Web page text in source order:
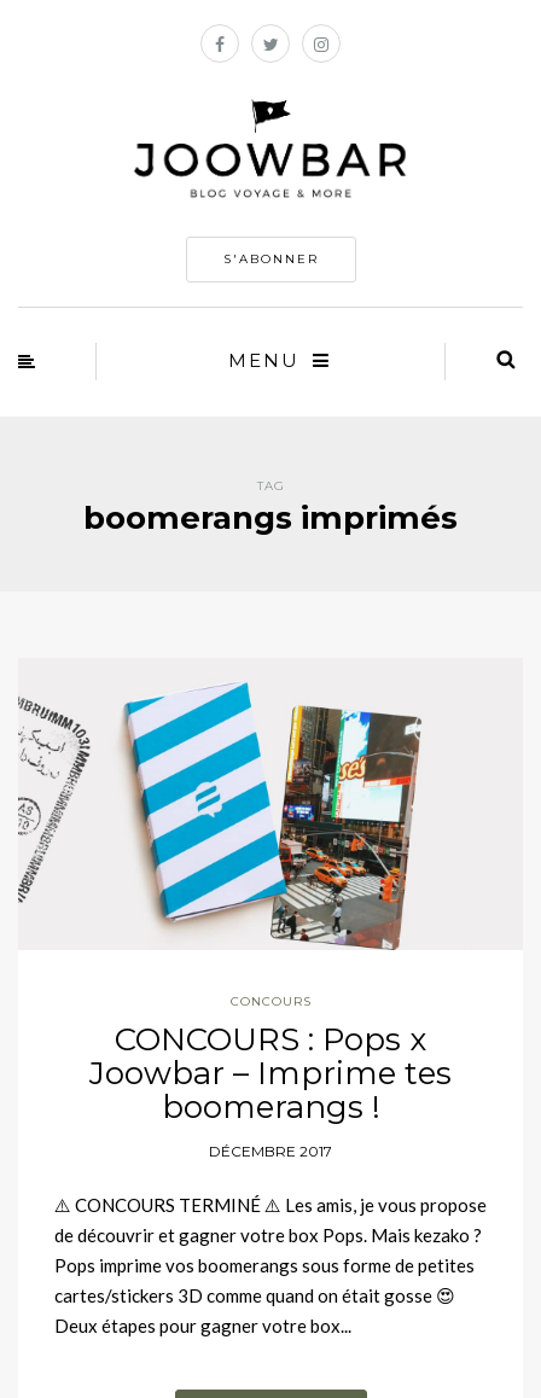
S'ABONNER
MENU
TAG
boomerangs imprimés
CONCOURS
CONCOURS : Pops x
Joowbar – Imprime tes
boomerangs !
DÉCEMBRE 2017
⚠️ CONCOURS TERMINÉ ⚠️ Les amis, je vous propose
de découvrir et gagner votre box Pops. Mais kezako ?
Pops imprime vos boomerangs sous forme de petites
cartes/stickers 3D comme quand on était gosse 😍
Deux étapes pour gagner votre box...